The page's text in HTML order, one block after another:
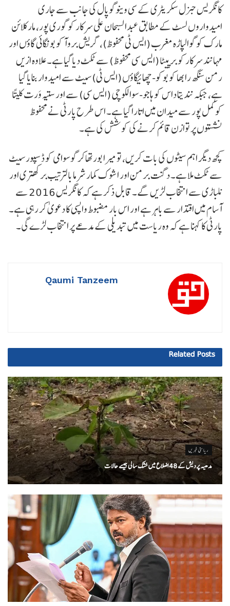
کانگریس جنرل سکریٹری کے سی وینوگوپال کی جانب سے جاری
امیدواروں لسٹ کے مطابق عبدالسبحان علی سرکار کو گوری پور، مارکلائن
مارک کو گوالپاڑہ مغرب (ایس ٹی محفوظ)، گریش بروآ کو بونگائی گاؤں اور
مہانند سرکار کو برپیٹا (ایس سی محفوظ) سے ٹکٹ دیا گیا ہے۔ علاوہ ازیں
رمن سنگھ رابھا کو بوکو-چھائیگاؤں (ایس ٹی) سیٹ سے امیدوار بنایا گیا
ہے، جبکہ نندیتا داس کو ہاجو-سوالکوچی (ایس سی) سے اور ستیہ وَرت کلیتا
کو کمل پور سے میدان میں اتارا گیا ہے۔ اس طرح پارٹی نے محفوظ
نشستوں پر توازن قائم کرنے کی کوشش کی ہے۔
کچھ دیگر اہم سیٹوں کی بات کریں، تو میرا بورتھاکر گوسوامی کو ڈسپور سیٹ
سے ٹکٹ ملا ہے۔ دگنت برمن اور اشوک کمار شرما بالترتیب برکھتری اور
نلباڑی سے انتخاب لڑیں گے۔ قابل ذکر ہے کہ کانگریس 2016 سے
آسام میں اقتدار سے باہر ہے اور اس بار مضبوط واپسی کا دعویٰ کر رہی ہے۔
پارٹی کا کہنا ہے کہ وہ ریاست میں تبدیلی کے مدعے پر انتخاب لڑے گی۔
Qaumi Tanzeem
Related Posts
ریاستی خبریں
مدھیہ پردیش کے 48 اضلاع میں خشک سالی جیسے حالات